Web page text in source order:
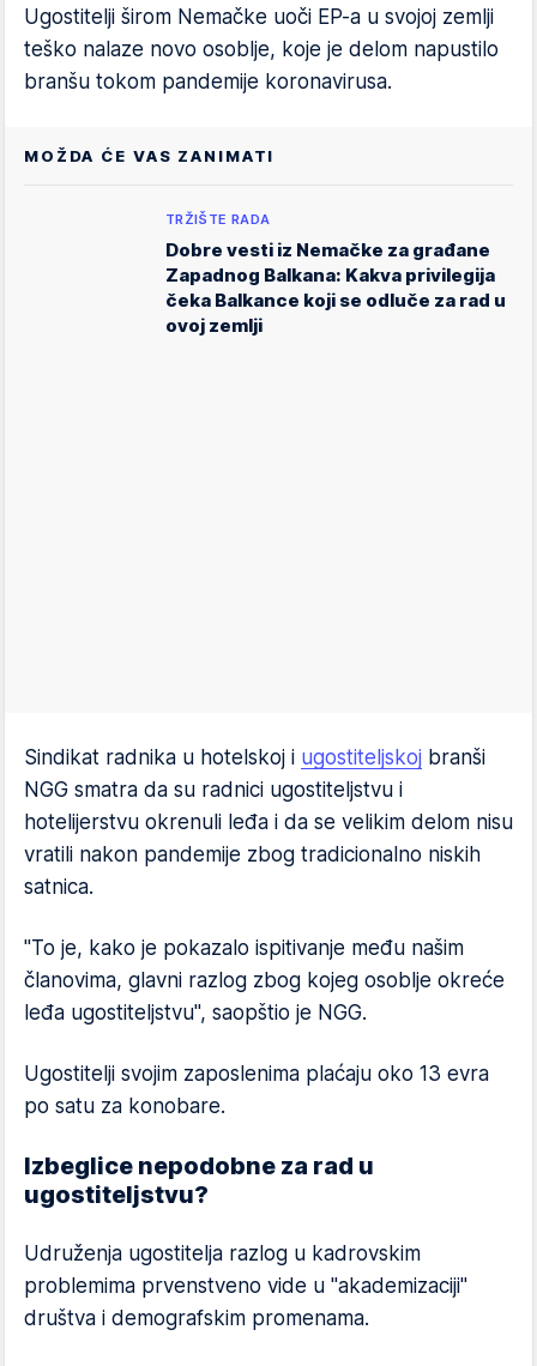
Ugostitelji širom Nemačke uoči EP-a u svojoj zemlji
teško nalaze novo osoblje, koje je delom napustilo
branšu tokom pandemije koronavirusa.
MOŽDA ĆE VAS ZANIMATI
TRŽIŠTE RADA
Dobre vesti iz Nemačke za građane
Zapadnog Balkana: Kakva privilegija
čeka Balkance koji se odluče za rad u
ovoj zemlji
Sindikat radnika u hotelskoj i ugostiteljskoj branši
NGG smatra da su radnici ugostiteljstvu i
hotelijerstvu okrenuli leđa i da se velikim delom nisu
vratili nakon pandemije zbog tradicionalno niskih
satnica.
"To je, kako je pokazalo ispitivanje među našim
članovima, glavni razlog zbog kojeg osoblje okreće
leđa ugostiteljstvu", saopštio je NGG.
Ugostitelji svojim zaposlenima plaćaju oko 13 evra
po satu za konobare.
Izbeglice nepodobne za rad u
ugostiteljstvu?
Udruženja ugostitelja razlog u kadrovskim
problemima prvenstveno vide u "akademizaciji"
društva i demografskim promenama.